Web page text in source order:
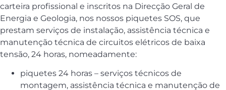
carteira profissional e inscritos na Direcção Geral de
Energia e Geologia, nos nossos piquetes SOS, que
prestam serviços de instalação, assistência técnica e
manutenção técnica de circuitos elétricos de baixa
tensão, 24 horas, nomeadamente:
piquetes 24 horas – serviços técnicos de
montagem, assistência técnica e manutenção de